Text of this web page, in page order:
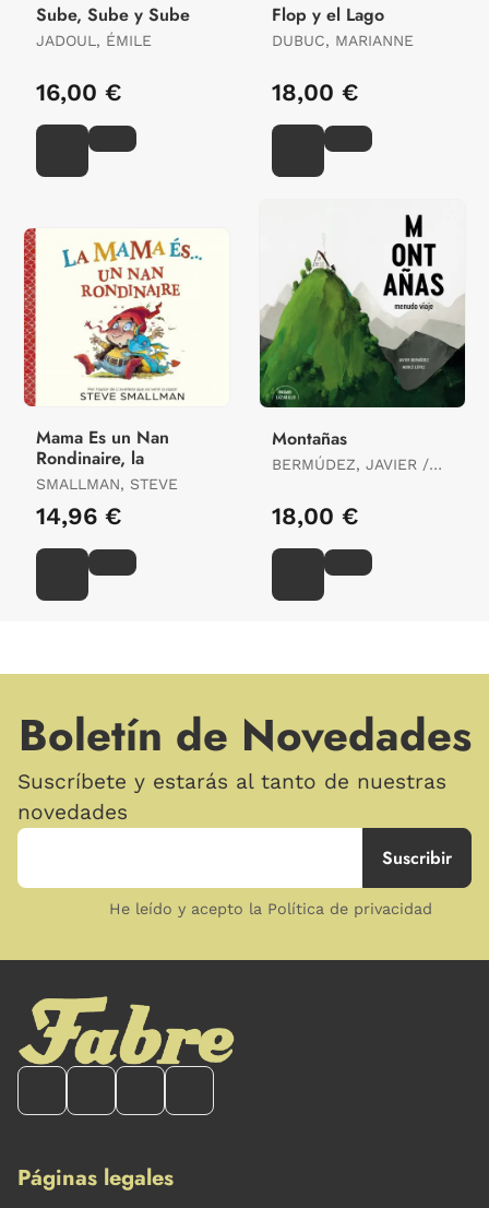
Sube, Sube y Sube
JADOUL, ÉMILE
16,00 €
Flop y el Lago
DUBUC, MARIANNE
18,00 €
Mama Es un Nan
Rondinaire, la
SMALLMAN, STEVE
14,96 €
Montañas
BERMÚDEZ, JAVIER /
18,00 €
Boletín de Novedades
Suscríbete y estarás al tanto de nuestras
novedades
He leído y acepto la Política de privacidad
Páginas legales